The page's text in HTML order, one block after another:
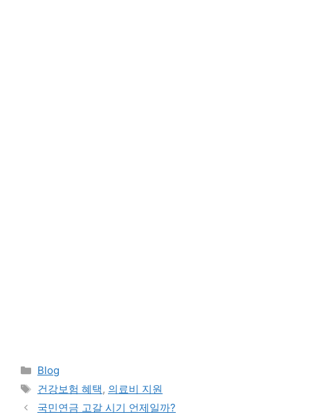
Categories
Blog
Tags
건강보험 혜택, 의료비 지원
국민연금 고갈 시기 언제일까?